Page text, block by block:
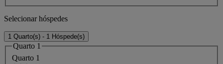
Selecionar hóspedes
1 Quarto(s) - 1 Hóspede(s)
Quarto 1
Quarto 1